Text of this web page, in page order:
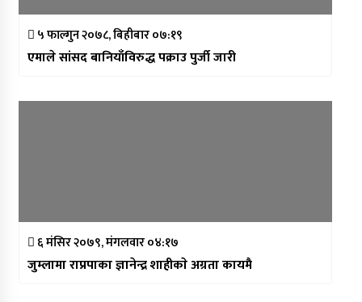
५ फाल्गुन २०७८, बिहीबार ०७:१९
एमाले सांसद बानियाँविरुद्ध पक्राउ पुर्जी जारी
६ मंसिर २०७९, मंगलवार ०४:१७
जुम्लामा राप्रपाका ज्ञानेन्द्र शाहीकाे अग्रता कायमै